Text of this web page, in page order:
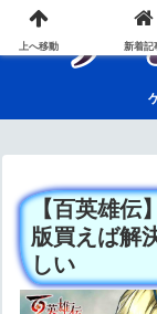
【百英雄伝
版買えば解
しい
上へ移動 新着記